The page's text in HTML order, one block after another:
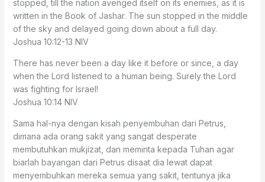
stopped, till the nation avenged itself on its enemies, as it is
written in the Book of Jashar. The sun stopped in the middle
of the sky and delayed going down about a full day.
Joshua 10:12‭-‬13 NIV
There has never been a day like it before or since, a day
when the Lord listened to a human being. Surely the Lord
was fighting for Israel!
Joshua 10:14 NIV
Sama hal-nya dengan kisah penyembuhan dari Petrus,
dimana ada orang sakit yang sangat desperate
membutuhkan mukjizat, dan meminta kepada Tuhan agar
biarlah bayangan dari Petrus disaat dia lewat dapat
menyembuhkan mereka semua yang sakit, tentunya jika